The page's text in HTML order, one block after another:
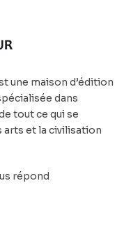
une maison d’édition
dans
tout ce qui se
arts et la civilisation
répond